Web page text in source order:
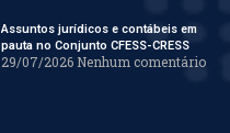
Assuntos jurídicos e contábeis em
pauta no Conjunto CFESS-CRESS
29/07/2026 Nenhum comentário